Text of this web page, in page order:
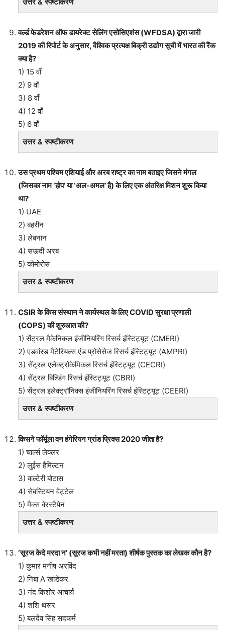
वर्ल्ड फेडरेशन ऑफ डायरेक्ट सेलिंग एसोसिएशंस (WFDSA) द्वारा जारी
2019 की रिपोर्ट के अनुसार, वैश्विक प्रत्यक्ष बिक्री उद्योग सूची में भारत की रैंक
क्या है?
1) 15 वाँ
2) 9 वाँ
3) 8 वाँ
4) 12 वाँ
5) 6 वाँ
उत्तर & स्पष्टीकरण
उस प्रथम पश्चिम एशियाई और अरब राष्ट्र का नाम बताइए जिसने मंगल
(जिसका नाम ‘होप’ या ‘अल-अमल’ है) के लिए एक अंतरिक्ष मिशन शुरू किया
था?
1) UAE
2) बहरीन
3) लेबनान
4) सऊदी अरब
5) कोमोरोस
उत्तर & स्पष्टीकरण
CSIR के किस संस्थान ने कार्यस्थल के लिए COVID सुरक्षा प्रणाली
(COPS) की शुरुआत की?
1) सेंट्रल मैकेनिकल इंजीनियरिंग रिसर्च इंस्टिट्यूट (CMERI)
2) एडवांस्ड मैटेरियल्स एंड प्रोसेसेज रिसर्च इंस्टिट्यूट (AMPRI)
3) सेंट्रल एलेक्ट्रोकेमिकल रिसर्च इंस्टिट्यूट (CECRI)
4) सेंट्रल बिल्डिंग रिसर्च इंस्टिट्यूट (CBRI)
5) सेंट्रल इलेक्ट्रॉनिक्स इंजीनियरिंग रिसर्च इंस्टिट्यूट (CEERI)
उत्तर & स्पष्टीकरण
किसने फॉर्मूला वन हंगेरियन ग्रांड प्रिक्स 2020 जीता है?
1) चार्ल्स लेक्लर
2) लुईस हैमिल्टन
3) वाल्टेरी बोटास
4) सेबस्टियन वेट्टेल
5) मैक्स वेरस्टैपेन
उत्तर & स्पष्टीकरण
‘सूरज केदे मरदा न’ (सूरज कभी नहीं मरता) शीर्षक पुस्तक का लेखक कौन है?
1) कुमार मनीष अरविंद
2) निबा A खांडेकर
3) नंद किशोर आचार्य
4) शशि थरूर
5) बलदेव सिंह सदकर्म